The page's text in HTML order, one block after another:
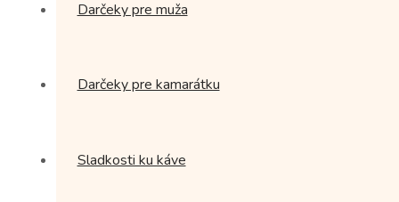
Darčeky pre muža
Darčeky pre kamarátku
Sladkosti ku káve